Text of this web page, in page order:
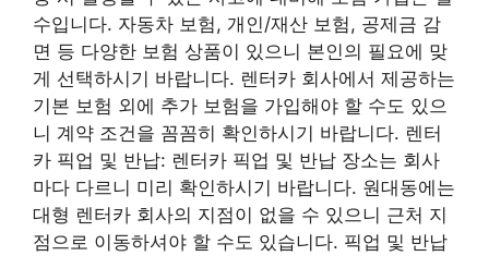
수입니다. 자동차 보험, 개인/재산 보험, 공제금 감
면 등 다양한 보험 상품이 있으니 본인의 필요에 맞
게 선택하시기 바랍니다. 렌터카 회사에서 제공하는
기본 보험 외에 추가 보험을 가입해야 할 수도 있으
니 계약 조건을 꼼꼼히 확인하시기 바랍니다. 렌터
카 픽업 및 반납: 렌터카 픽업 및 반납 장소는 회사
마다 다르니 미리 확인하시기 바랍니다. 원대동에는
대형 렌터카 회사의 지점이 없을 수 있으니 근처 지
점으로 이동하셔야 할 수도 있습니다. 픽업 및 반납